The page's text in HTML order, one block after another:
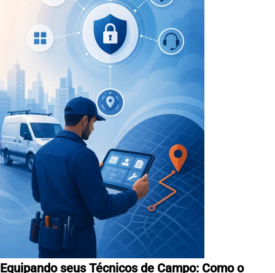
Equipando seus Técnicos de Campo: Como o